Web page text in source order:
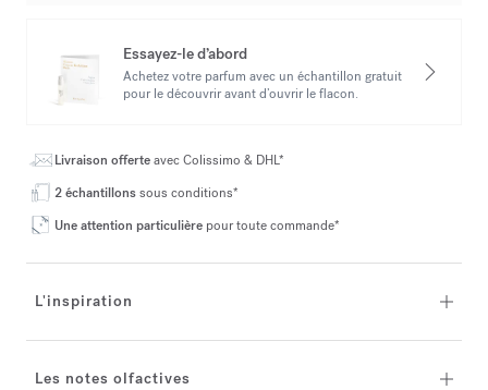
Essayez-le d’abord
Achetez votre parfum avec un échantillon gratuit
pour le découvrir avant d’ouvrir le flacon.
Livraison offerteavec Colissimo & DHL*
2 échantillonssous conditions*
Une attention particulière pour toute commande*
L'inspiration
Les notes olfactives